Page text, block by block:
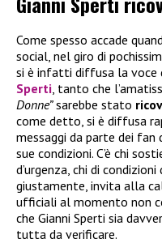
Come spesso accade
social, nel giro di
si è infatti diffusa la voce
Sperti , tanto che
Donne”sarebbe stato
come detto, si è diffusa
messaggi da parte dei fan
sue condizioni. C’è chi
d’urgenza, chi di
giustamente, invita alla
ufficiali al momento non
che Gianni Sperti sia
tutta da verificare.